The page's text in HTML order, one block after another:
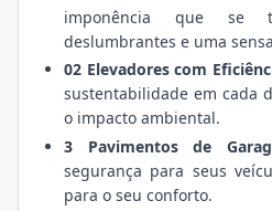
imponência que se
deslumbrantes e uma
02 Elevadores com
sustentabilidade em cada
o impacto ambiental.
3 Pavimentos de
segurança para seus
para o seu conforto.